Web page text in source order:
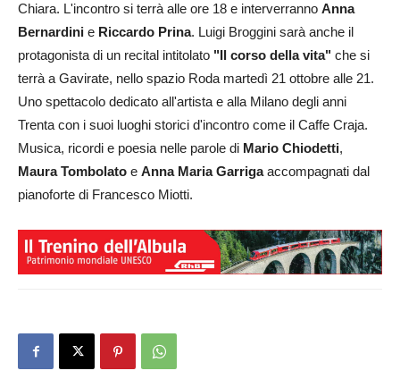
Chiara. L'incontro si terrà alle ore 18 e interverranno Anna
Bernardini e Riccardo Prina. Luigi Broggini sarà anche il
protagonista di un recital intitolato "Il corso della vita" che si
terrà a Gavirate, nello spazio Roda martedì 21 ottobre alle 21.
Uno spettacolo dedicato all'artista e alla Milano degli anni
Trenta con i suoi luoghi storici d'incontro come il Caffe Craja.
Musica, ricordi e poesia nelle parole di Mario Chiodetti,
Maura Tombolato e Anna Maria Garrigaaccompagnati dal
pianoforte di Francesco Miotti.